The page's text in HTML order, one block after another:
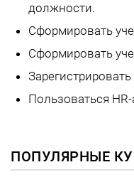
должности.
Сформировать
Сформировать
Пользоваться
ПОПУЛЯРНЫЕ